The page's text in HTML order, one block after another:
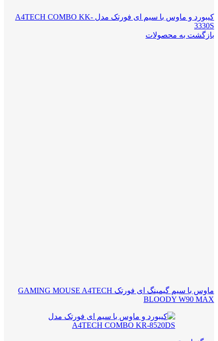
کیبورد و ماوس با سیم ای فورتک مدل A4TECH COMBO KK-
3330S
بازگشت به محصولات
ماوس با سیم گیمینگ ای فورتک GAMING MOUSE A4TECH
BLOODY W90 MAX